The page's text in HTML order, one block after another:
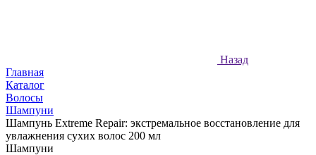
Назад
Главная
Каталог
Волосы
Шампуни
Шампунь Extreme Repair: экстремальное восстановление для
увлажнения сухих волос 200 мл
Шампуни